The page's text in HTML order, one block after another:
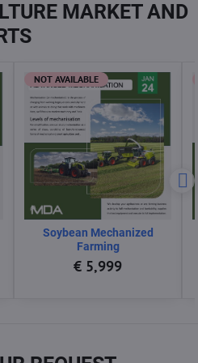
MARKET AND
NOT AVAILABLE
Soybean Mechanized
Farming
€ 5,999